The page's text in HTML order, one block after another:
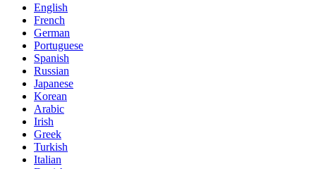
English
French
German
Portuguese
Spanish
Russian
Japanese
Korean
Arabic
Irish
Greek
Turkish
Italian